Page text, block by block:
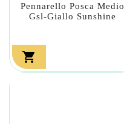
Pennarello Posca Medio
Gsl-Giallo Sunshine
